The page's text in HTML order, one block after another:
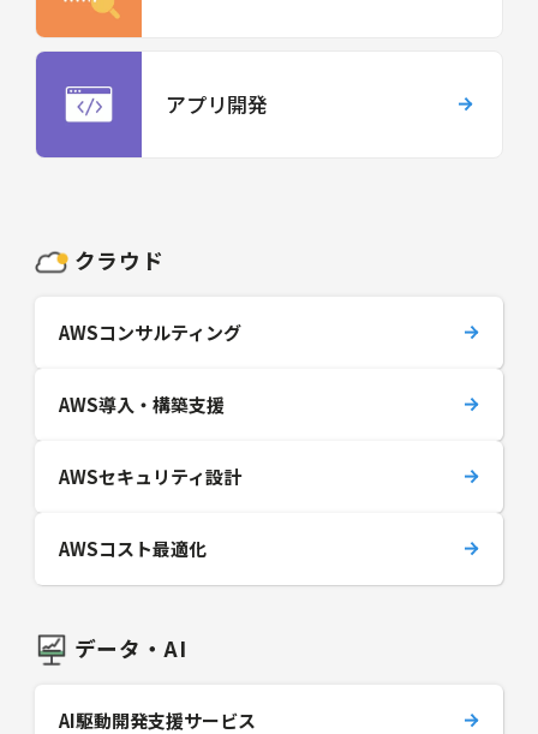
アプリ開発
クラウド
AWSコンサルティング
AWS導入・構築支援
AWSセキュリティ設計
AWSコスト最適化
データ・AI
AI駆動開発支援サービス